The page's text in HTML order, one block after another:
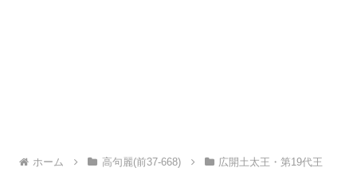
ホーム 高句麗(前37-668) 広開土太王・第19代王